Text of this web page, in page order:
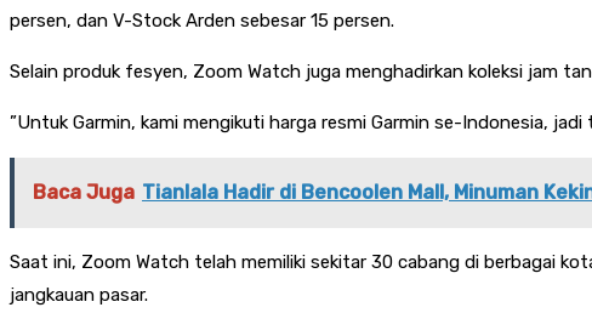
persen, dan V-Stock Arden sebesar 15 persen.
Selain produk fesyen, Zoom Watch juga menghadirkan koleksi jam
”Untuk Garmin, kami mengikuti harga resmi Garmin se-Indonesia,
Baca Juga Tianlala Hadir di Bencoolen Mall, Minuman
Saat ini, Zoom Watch telah memiliki sekitar 30 cabang di berbagai
jangkauan pasar.